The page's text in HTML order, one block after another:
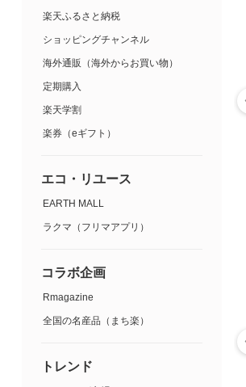
楽天ふるさと納税
ショッピングチャンネル
海外通販（海外からお買い物）
定期購入
楽天学割
楽券（eギフト）
エコ・リユース
EARTH MALL
ラクマ（フリマアプリ）
コラボ企画
Rmagazine
全国の名産品（まち楽）
トレンド